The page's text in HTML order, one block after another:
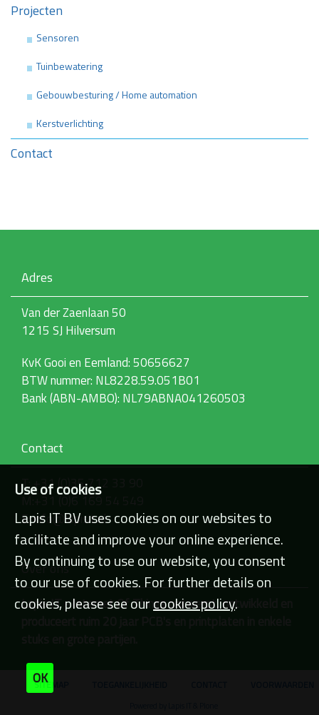
Projecten
Sensoren
Tuinbewatering
Gebouwbesturing / Home automation
Kerstverlichting
Contact
Adres
Van der Zaenlaan 50
1215 SJ Hilversum
KvK Gooi en Eemland: 50656627
BTW nummer: NL8228.59.051B01
Bank (ABN-AMBO): NL79ABNA041260503
Contact
T: +31 (0)35 712 33 90
M:+31 (0)6 169 54 549
E: info@lapisit.nl
Over ons
Lapis IT - Internet Of Things ontwerpt, ontwikkeld en
SITEMAP
Use of cookies
Lapis IT BV uses cookies on our websites to
facilitate and improve your online experience.
By continuing to use our website, you consent
to our use of cookies. For further details on
cookies, please see ourcookies policy.
OK